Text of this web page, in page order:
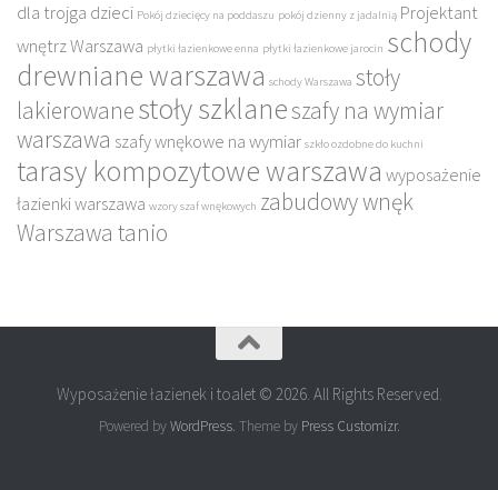
dla trojga dzieci Pokój dziecięcy na poddaszu pokój dzienny z jadalnią Projektant
wnętrz Warszawa płytki łazienkowe enna płytki łazienkowe jarocin schody
drewniane warszawa schody Warszawa stoły
lakierowanestoły szklaneszafy na wymiar
warszawa szafy wnękowe na wymiar szkło ozdobne do kuchni
tarasy kompozytowe warszawa wyposażenie
łazienki warszawa wzory szaf wnękowych zabudowy wnęk
Warszawa tanio
Wyposażenie łazienek i toalet © 2026. All Rights Reserved.
Powered byWordPress. Theme by Press Customizr.